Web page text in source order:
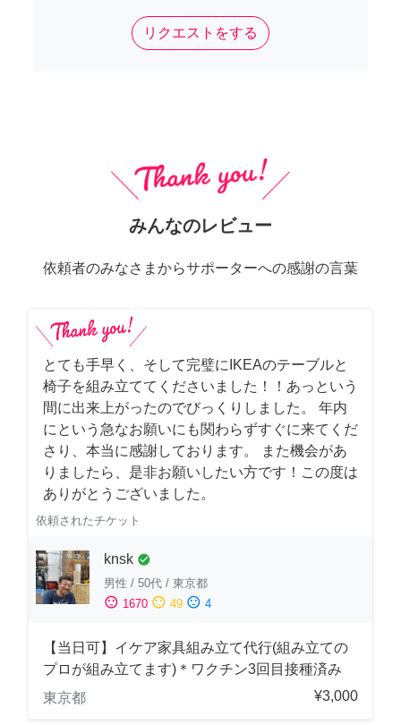
リクエストをする
みんなのレビュー
依頼者のみなさまからサポーターへの感謝の言葉
とても手早く、そして完璧にIKEAのテーブルと
椅子を組み立ててくださいました！！あっという
間に出来上がったのでびっくりしました。 年内
にという急なお願いにも関わらずすぐに来てくだ
さり、本当に感謝しております。 また機会があ
りましたら、是非お願いしたい方です！この度は
ありがとうございました。
依頼されたチケット
knsk check_circle
男性 / 50代 / 東京都
sentiment_satisfied 1670 sentiment_neutral 49 sentiment_dissatisfied 4
【当日可】イケア家具組み立て代行(組み立ての
プロが組み立てます)＊ワクチン3回目接種済み
東京都
¥3,000